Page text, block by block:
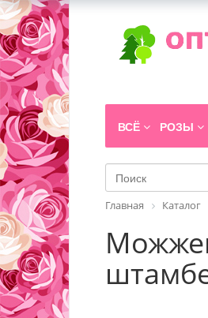
ВСЁ РОЗЫ
Главная Каталог